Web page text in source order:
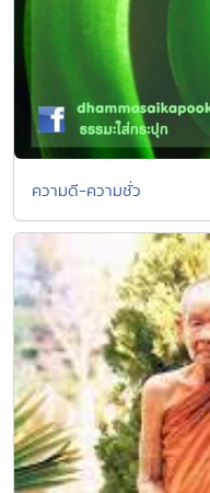
ความดี-ความชั่ว